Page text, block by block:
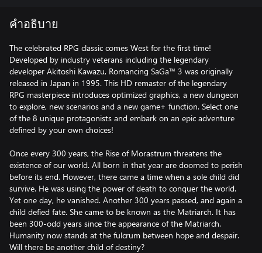
คำอธิบาย
The celebrated RPG classic comes West for the first time!
Developed by industry veterans including the legendary
developer Akitoshi Kawazu, Romancing SaGa™ 3 was originally
released in Japan in 1995. This HD remaster of the legendary
RPG masterpiece introduces optimized graphics, a new dungeon
to explore, new scenarios and a new game+ function. Select one
of the 8 unique protagonists and embark on an epic adventure
defined by your own choices!
Once every 300 years, the Rise of Morastrum threatens the
existence of our world. All born in that year are doomed to perish
before its end. However, there came a time when a sole child did
survive. He was using the power of death to conquer the world.
Yet one day, he vanished. Another 300 years passed, and again a
child defied fate. She came to be known as the Matriarch. It has
been 300-odd years since the appearance of the Matriarch.
Humanity now stands at the fulcrum between hope and despair.
Will there be another child of destiny?